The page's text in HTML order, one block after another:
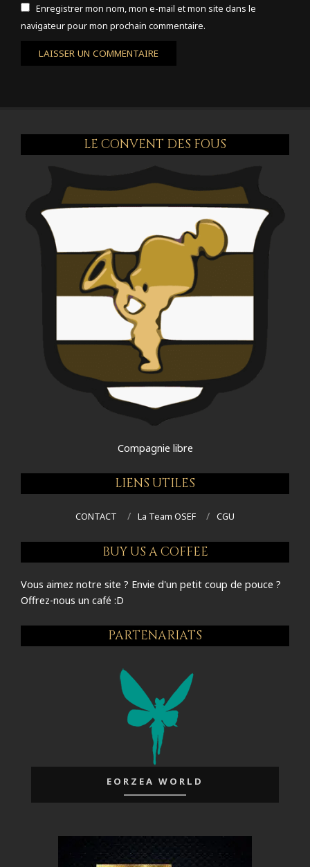
Enregistrer mon nom, mon e-mail et mon site dans le
navigateur pour mon prochain commentaire.
LE CONVENT DES FOUS
Compagnie libre
LIENS UTILES
CONTACT La Team OSEF CGU
BUY US A COFFEE
Vous aimez notre site ? Envie d'un petit coup de pouce ?
Offrez-nous un café :D
PARTENARIATS
EORZEA WORLD